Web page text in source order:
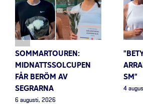
SOMMARTOUREN:
MIDNATTSSOLCUPEN
FÅR BERÖM AV
SEGRARNA
6 augusti, 2026
SM”
4